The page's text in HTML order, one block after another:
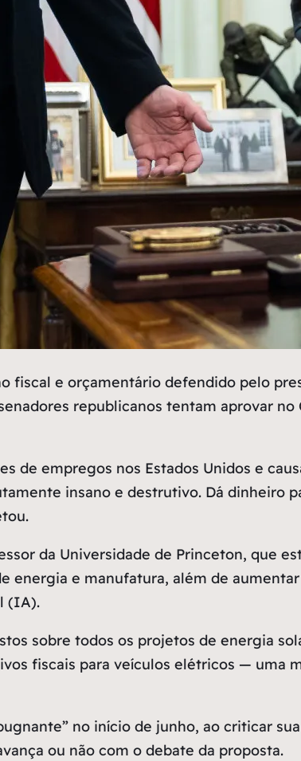
fiscal e orçamentário defendido pelo
republicanos tentam aprovar
de empregos nos Estados Unidos e
insano e destrutivo. Dá dinheiro
da Universidade de Princeton, que
e manufatura, além de
(IA).
sobre todos os projetos de energia
fiscais para veículos elétricos — uma
no início de junho, ao criticar
ou não com o debate da proposta.